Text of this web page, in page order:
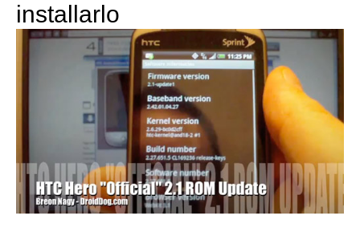
installarlo